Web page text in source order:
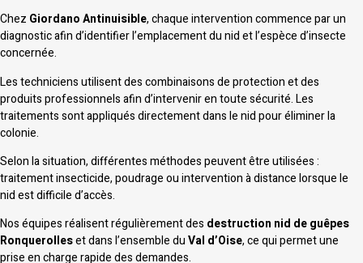
Chez Giordano Antinuisible, chaque intervention commence par un
diagnostic afin d’identifier l’emplacement du nid et l’espèce d’insecte
concernée.
Les techniciens utilisent des combinaisons de protection et des
produits professionnels afin d’intervenir en toute sécurité. Les
traitements sont appliqués directement dans le nid pour éliminer la
colonie.
Selon la situation, différentes méthodes peuvent être utilisées :
traitement insecticide, poudrage ou intervention à distance lorsque le
nid est difficile d’accès.
Nos équipes réalisent régulièrement des destruction nid de guêpes
Ronquerolleset dans l’ensemble duVal d’Oise, ce qui permet une
prise en charge rapide des demandes.